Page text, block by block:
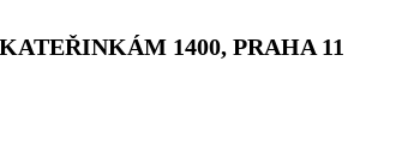
1400, PRAHA 11